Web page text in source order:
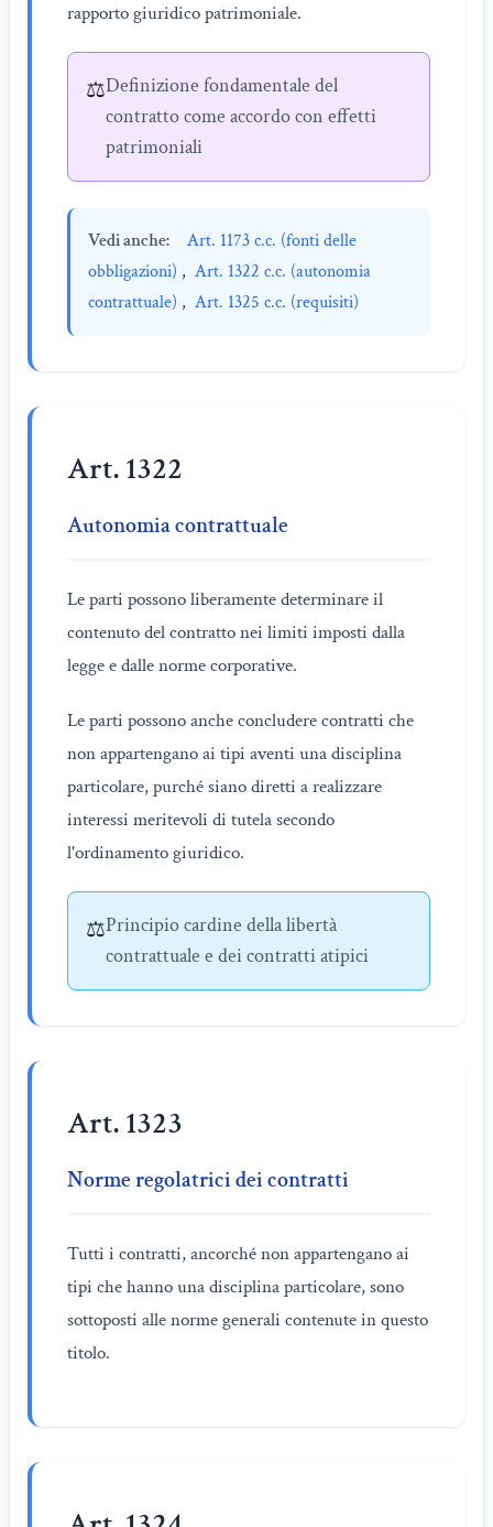
rapporto giuridico patrimoniale.
⚖️Definizione fondamentale del
contratto come accordo con effetti
patrimoniali
Vedi anche:
Art. 1173 c.c. (fonti delle
obbligazioni) , Art. 1322 c.c. (autonomia
contrattuale) , Art. 1325 c.c. (requisiti)
Art. 1322
Autonomia contrattuale
Le parti possono liberamente determinare il
contenuto del contratto nei limiti imposti dalla
legge e dalle norme corporative.
Le parti possono anche concludere contratti che
non appartengano ai tipi aventi una disciplina
particolare, purché siano diretti a realizzare
interessi meritevoli di tutela secondo
l'ordinamento giuridico.
⚖️Principio cardine della libertà
contrattuale e dei contratti atipici
Art. 1323
Norme regolatrici dei contratti
Tutti i contratti, ancorché non appartengano ai
tipi che hanno una disciplina particolare, sono
sottoposti alle norme generali contenute in questo
titolo.